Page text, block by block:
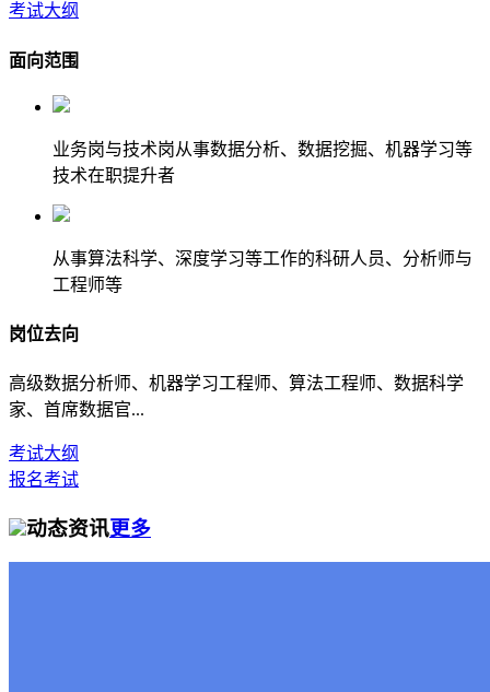
考试大纲
面向范围
业务岗与技术岗从事数据分析、数据挖掘、机器学习等
技术在职提升者
从事算法科学、深度学习等工作的科研人员、分析师与
工程师等
岗位去向
高级数据分析师、机器学习工程师、算法工程师、数据科学
家、首席数据官...
考试大纲
报名考试
动态资讯更多